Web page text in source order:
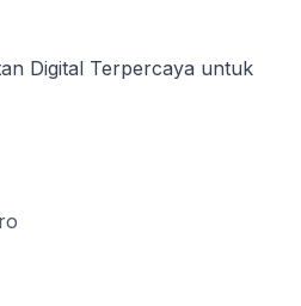
Digital Terpercaya untuk